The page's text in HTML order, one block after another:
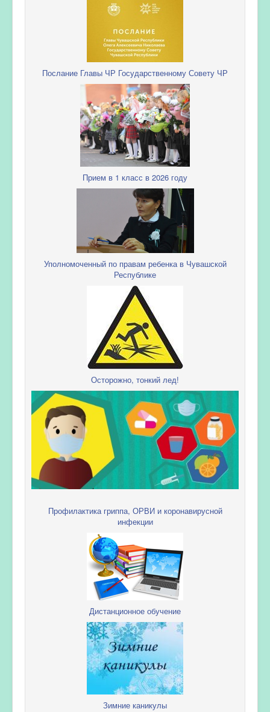
Послание Главы ЧР Государственному Совету ЧР
Прием в 1 класс в 2026 году
Уполномоченный по правам ребенка в Чувашской
Республике
Осторожно, тонкий лед!
Профилактика гриппа, ОРВИ и коронавирусной
инфекции
Дистанционное обучение
Зимние каникулы